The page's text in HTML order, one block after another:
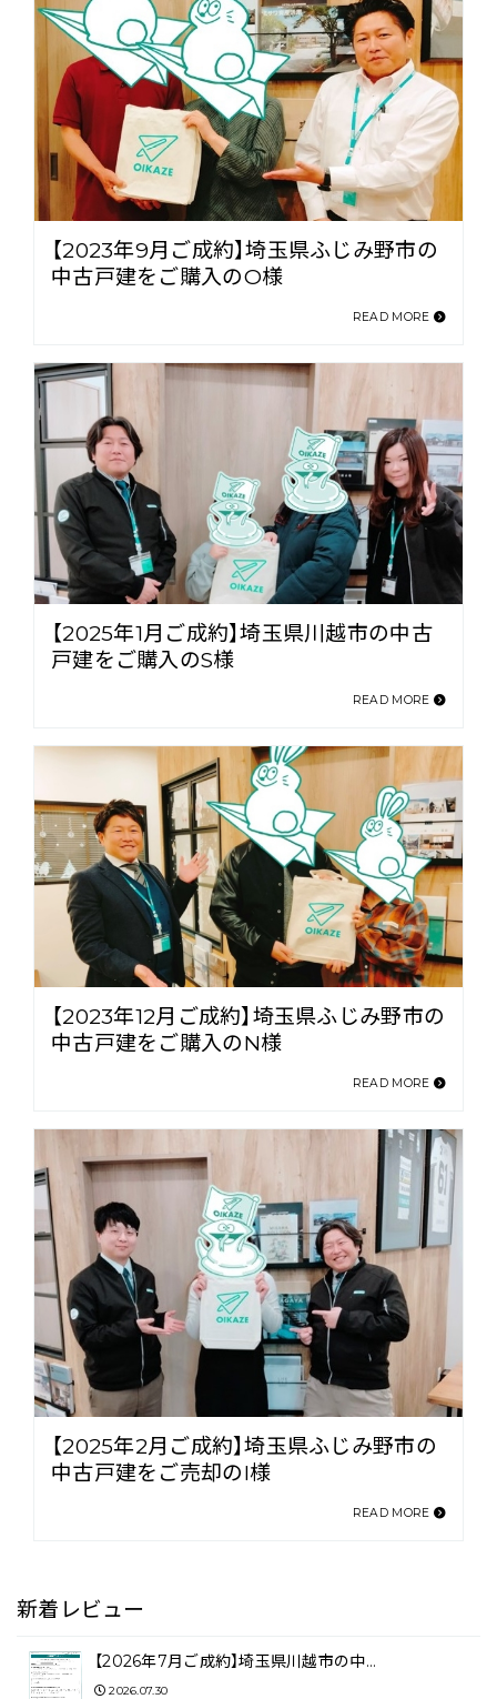
【2023年9月ご成約】埼玉県ふじみ野市の
中古戸建をご購入のO様
READ MORE
【2025年1月ご成約】埼玉県川越市の中古
戸建をご購入のS様
READ MORE
【2023年12月ご成約】埼玉県ふじみ野市の
中古戸建をご購入のN様
READ MORE
【2025年2月ご成約】埼玉県ふじみ野市の
中古戸建をご売却のI様
READ MORE
新着レビュー
【2026年7月ご成約】埼玉県川越市の中…
2026.07.30